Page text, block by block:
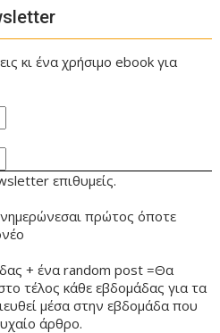
κι ένα χρήσιμο ebook για
επιθυμείς.
πρώτος όποτε
+ ένα random post =Θα
τέλος κάθε εβδομάδας για τα
μέσα στην εβδομάδα που
άρθρο.